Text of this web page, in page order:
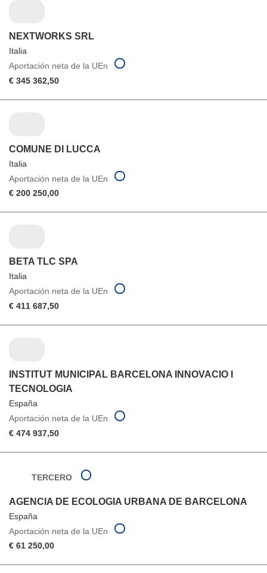
NEXTWORKS SRL
Italia
Aportación neta de la UEn
€ 345 362,50
COMUNE DI LUCCA
Italia
Aportación neta de la UEn
€ 200 250,00
BETA TLC SPA
Italia
Aportación neta de la UEn
€ 411 687,50
INSTITUT MUNICIPAL BARCELONA INNOVACIO I
TECNOLOGIA
España
Aportación neta de la UEn
€ 474 937,50
TERCERO
AGENCIA DE ECOLOGIA URBANA DE BARCELONA
España
Aportación neta de la UEn
€ 61 250,00